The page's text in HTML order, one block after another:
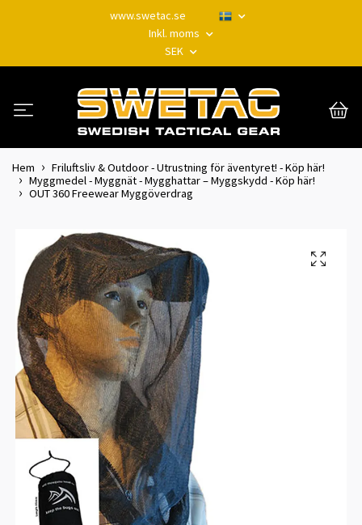
www.swetac.se
Inkl. moms
SEK
Hem
Friluftsliv & Outdoor - Utrustning för äventyret! - Köp här!
Myggmedel - Myggnät - Mygghattar – Myggskydd - Köp här!
OUT 360 Freewear Myggöverdrag